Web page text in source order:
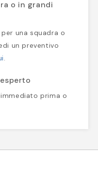
o in grandi
una squadra o
un preventivo
.
prima o